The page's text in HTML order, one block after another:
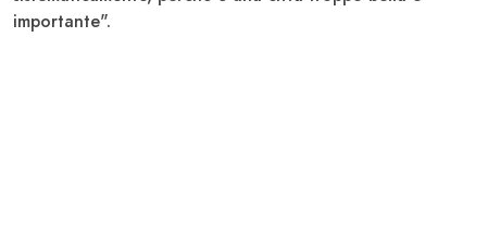
importante".